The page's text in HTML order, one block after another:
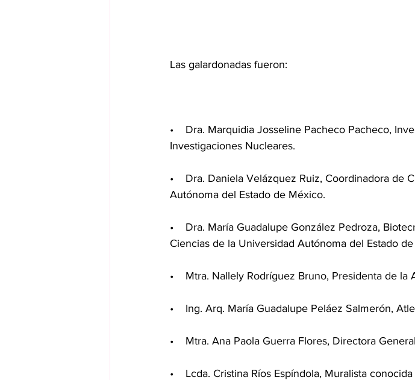
Las galardonadas fueron:
•    Dra. Marquidia Josseline Pacheco Pacheco,
Investigaciones Nucleares.
•    Dra. Daniela Velázquez Ruiz, Coordinadora
Autónoma del Estado de México.
•    Dra. María Guadalupe González Pedroza,
Ciencias de la Universidad Autónoma del Estado
•    Mtra. Nallely Rodríguez Bruno, Presidenta de
•    Ing. Arq. María Guadalupe Peláez Salmerón,
•    Mtra. Ana Paola Guerra Flores, Directora
•    Lcda. Cristina Ríos Espíndola, Muralista